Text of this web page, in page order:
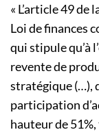
« L’article 49
Loi de finances
qui stipule qu’à
revente de
stratégique (…),
participation
hauteur de